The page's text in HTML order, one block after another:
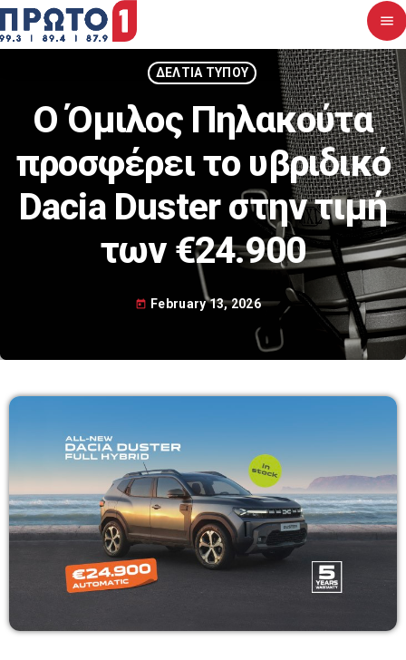
menu
close
Αρχική
Σχετικά με εμάς
Νέα
Διαγωνισμοί
06:00 - 07:00
Πρωινάδικο
7:00-10:00
07:00 - 10:00
Μάριος Πούλλαδος
10:00-11:00
ΔΕΛΤΙΑ ΤΥΠΟΥ
Ο Όμιλος Πηλακούτα
προσφέρει το υβριδικό
Dacia Duster στην τιμή
των €24.900
today February 13, 2026